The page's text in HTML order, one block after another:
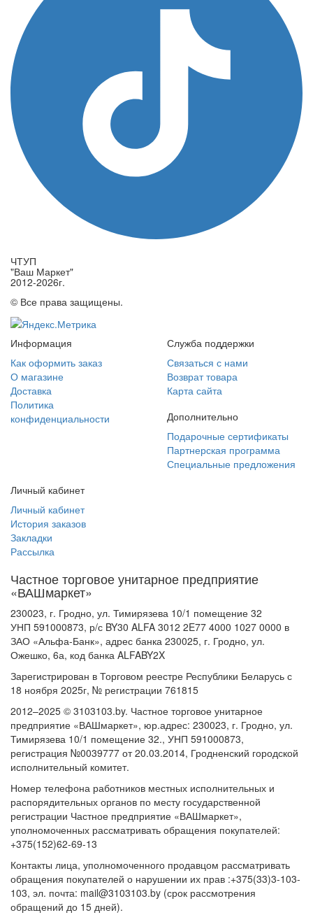
ЧТУП
"Ваш Маркет"
2012-2026г.
© Все права защищены.
Информация
Как оформить заказ
О магазине
Доставка
Политика
конфиденциальности
Служба поддержки
Связаться с нами
Возврат товара
Карта сайта
Дополнительно
Подарочные сертификаты
Партнерская программа
Специальные предложения
Личный кабинет
Личный кабинет
История заказов
Закладки
Рассылка
Частное торговое унитарное предприятие
«ВАШмаркет»
230023, г. Гродно, ул. Тимирязева 10/1 помещение 32
УНП 591000873, р/с BY30 ALFA 3012 2E77 4000 1027 0000 в
ЗАО «Альфа-Банк», адрес банка 230025, г. Гродно, ул.
Ожешко, 6а, код банка ALFABY2X
Зарегистрирован в Торговом реестре Республики Беларусь с
18 ноября 2025г, № регистрации 761815
2012–2025 © 3103103.by. Частное торговое унитарное
предприятие «ВАШмаркет», юр.адрес: 230023, г. Гродно, ул.
Тимирязева 10/1 помещение 32., УНП 591000873,
регистрация №0039777 от 20.03.2014, Гродненский городской
исполнительный комитет.
Номер телефона работников местных исполнительных и
распорядительных органов по месту государственной
регистрации Частное предприятие «ВАШмаркет»,
уполномоченных рассматривать обращения покупателей:
+375(152)62-69-13
Контакты лица, уполномоченного продавцом рассматривать
обращения покупателей о нарушении их прав :+375(33)3-103-
103, эл. почта: mail@3103103.by (срок рассмотрения
обращений до 15 дней).